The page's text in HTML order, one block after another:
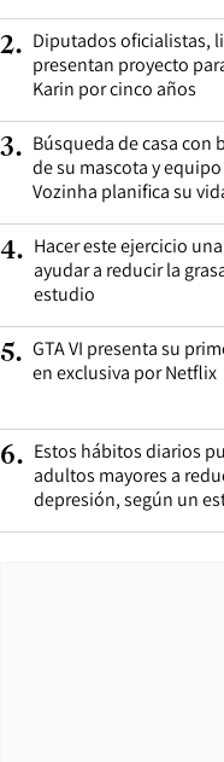
2. Diputados oficialistas,
presentan proyecto
Karin por cinco años
3. Búsqueda de casa
de su mascota y
Vozinha planifica su
4. Hacer este ejercicio
ayudar a reducir la
estudio
5. GTA VI presenta su
en exclusiva por Netflix
6. Estos hábitos diarios
adultos mayores a
depresión, según un